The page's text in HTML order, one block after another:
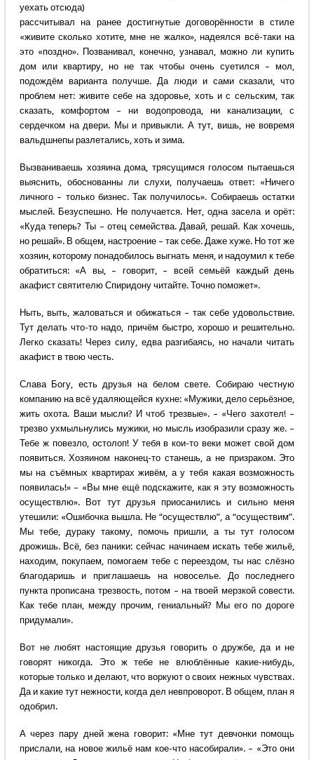
уехать отсюда)
рассчитывал на ранее достигнутые договорённости в стиле
«живите сколько хотите, мне не жалко», надеялся всё-таки на
это «поздно». Позванивал, конечно, узнавал, можно ли купить
дом или квартиру, но не так чтобы очень суетился – мол,
подождём варианта получше. Да люди и сами сказали, что
проблем нет: живите себе на здоровье, хоть и с сельским, так
сказать, комфортом – ни водопровода, ни канализации, с
сердечком на двери. Мы и привыкли. А тут, вишь, не вовремя
вальдшнепы разлетались, хоть и зима.
Вызваниваешь хозяина дома, трясущимся голосом пытаешься
выяснить, обоснованны ли слухи, получаешь ответ: «Ничего
личного – только бизнес. Так получилось». Собираешь остатки
мыслей. Безуспешно. Не получается. Нет, одна засела и орёт:
«Куда теперь? Ты – отец семейства. Давай, решай. Как хочешь,
но решай». В общем, настроение – так себе. Даже хуже. Но тот же
хозяин, которому понадобилось выгнать меня, и надоумил к тебе
обратиться: «А вы, – говорит, – всей семьёй каждый день
акафист святителю Спиридону читайте. Точно поможет».
Ныть, выть, жаловаться и обижаться – так себе удовольствие.
Тут делать что-то надо, причём быстро, хорошо и решительно.
Легко сказать! Через силу, едва разгибаясь, но начали читать
акафист в твою честь.
Слава Богу, есть друзья на белом свете. Собираю честную
компанию на всё удаляющейся кухне: «Мужики, дело серьёзное,
жить охота. Ваши мысли? И чтоб трезвые». – «Чего захотел! –
трезво ухмыльнулись мужики, но мысль изобразили сразу же. –
Тебе ж повезло, остолоп! У тебя в кои-то веки может свой дом
появиться. Хозяином наконец-то станешь, а не призраком. Это
мы на съёмных квартирах живём, а у тебя какая возможность
появилась!» – «Вы мне ещё подскажите, как я эту возможность
осуществлю». Вот тут друзья приосанились и сильно меня
утешили: «Ошибочка вышла. Не “осуществлю”, а “осуществим”.
Мы тебе, дураку такому, помочь пришли, а ты тут голосом
дрожишь. Всё, без паники: сейчас начинаем искать тебе жильё,
находим, покупаем, помогаем тебе с переездом, ты нас слёзно
благодаришь и приглашаешь на новоселье. До последнего
пункта прописана трезвость, потом – на твоей мерзкой совести.
Как тебе план, между прочим, гениальный? Мы его по дороге
придумали».
Вот не любят настоящие друзья говорить о дружбе, да и не
говорят никогда. Это ж тебе не влюблённые какие-нибудь,
которые только и делают, что воркуют о своих нежных чувствах.
Да и какие тут нежности, когда дел невпроворот. В общем, план я
одобрил.
А через пару дней жена говорит: «Мне тут девчонки помощь
прислали, на новое жильё нам кое-что насобирали». – «Это они